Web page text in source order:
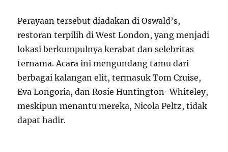
Perayaan tersebut diadakan di Oswald’s,
restoran terpilih di West London, yang menjadi
lokasi berkumpulnya kerabat dan selebritas
ternama. Acara ini mengundang tamu dari
berbagai kalangan elit, termasuk Tom Cruise,
Eva Longoria, dan Rosie Huntington-Whiteley,
meskipun menantu mereka, Nicola Peltz, tidak
dapat hadir.